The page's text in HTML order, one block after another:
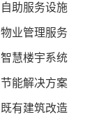
自助服务设施
物业管理服务
智慧楼宇系统
节能解决方案
既有建筑改造